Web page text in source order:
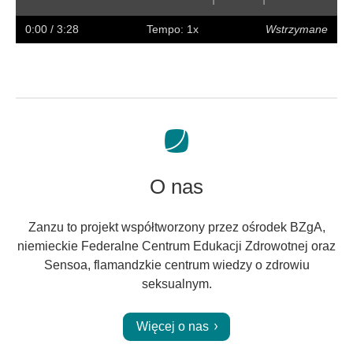
w
tył przód
Ukryj
napisy
SzybciejWolniej
na
pełny
0:00 / 3:28 Tempo: 1x Wstrzymane
O nas
Zanzu to projekt współtworzony przez ośrodek BZgA,
niemieckie Federalne Centrum Edukacji Zdrowotnej oraz
Sensoa, flamandzkie centrum wiedzy o zdrowiu
seksualnym.
Więcej o nas